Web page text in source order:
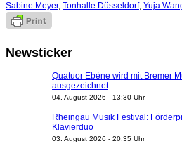
Sabine Meyer, Tonhalle Düsseldorf, Yuja
Newsticker
Quatuor Ebène wird mit Bremer
ausgezeichnet
04. August 2026 - 13:30 Uhr
Rheingau Musik Festival:
Klavierduo
03. August 2026 - 20:35 Uhr